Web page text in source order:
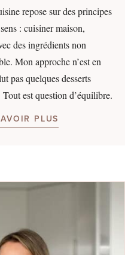
repose sur des principes
: cuisiner maison,
des ingrédients non
Mon approche n’est en
pas quelques desserts
est question d’équilibre.
PLUS